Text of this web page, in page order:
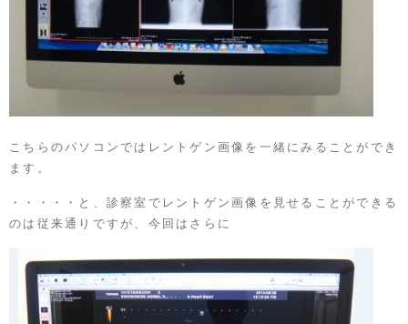
こちらのパソコンではレントゲン画像を一緒にみることができ
ます。
・・・・・と、診察室でレントゲン画像を見せることができる
のは従来通りですが、今回はさらに